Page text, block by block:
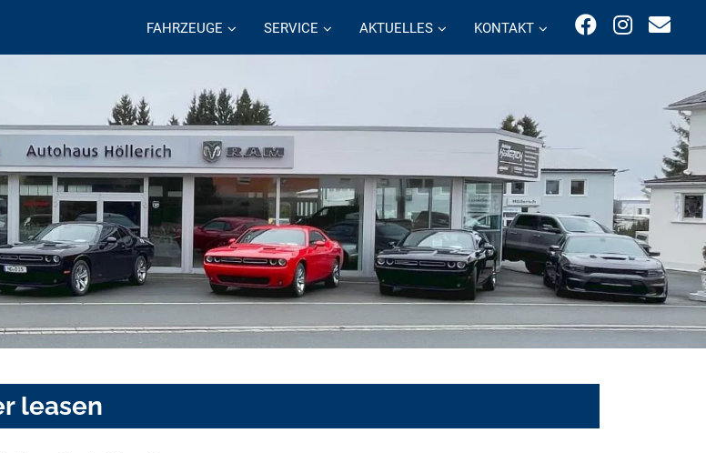
FAHRZEUGE SERVICE AKTUELLES KONTAKT
leasen